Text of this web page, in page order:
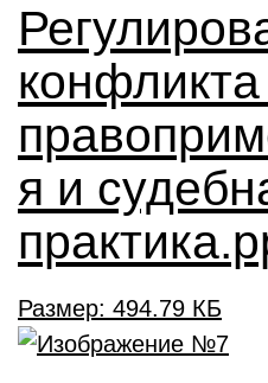
я и
Размер: 494.79 КБ